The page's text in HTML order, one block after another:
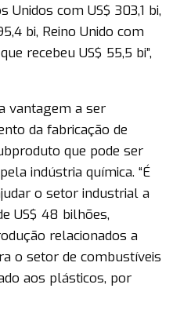
Unidos com US$ 303,1 bi,
bi, Reino Unido com
recebeu US$ 55,5 bi”,
vantagem a ser
da fabricação de
que pode ser
indústria química. “É
o setor industrial a
US$ 48 bilhões,
relacionados a
o setor de combustíveis
aos plásticos, por